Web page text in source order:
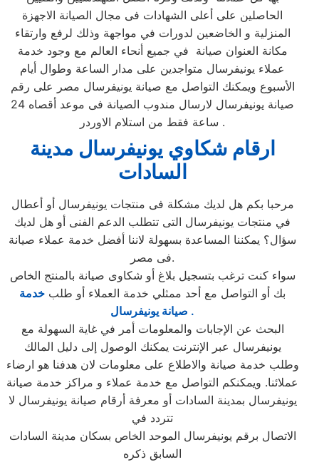
الحاصلين على أعلى الشهادات فى مجال الصيانة الاجهزة
المنزلية و الخاضعين لدورات في مواجهة وذلك لرفع وارتقاء
مكانة العنوان صيانة في جميع أنحاء العالم مع وجود خدمة
عملاء يونيفرسال متواجدين على مدار الساعة وطوال أيام
الأسبوع ويمكنك التواصل مع صيانة يونيفرسال مصر على رقم
صيانة يونيفرسال لارسال مندوب الصيانة فى موعد أقصاه 24
ساعة فقط من استلام الاوردر .
ارقام شكاوي يونيفرسال مدينة
السادات
مرحبا بكم هل لديك مشكلة فى منتجات يونيفرسال أو أعطال
في منتجات يونيفرسال التى تتطلب الدعم الفنى أو هل لديك
سؤال؟ يمكننا المساعدة بسهولة لاننا أفضل خدمة عملاء صيانة
فى مصر.
سواء كنت ترغب بتسجيل بلاغ أو شكاوى صيانة بالمنتج الخاص
بك أو التواصل مع أحد ممثلي خدمة العملاء أو طلب خدمة
صيانة يونيفرسال .
البحث عن الإجابات والمعلومات أمر في غاية السهولة مع
يونيفرسال عبر الإنترنت يمكنك الوصول إلى دليل المالك
وطلب خدمة صيانة والاطلاع على معلومات لان هدفنا هو ارضاء
عملائنا. ويمكنكم التواصل مع خدمة عملاء و مراكز خدمة صيانة
يونيفرسال بمدينة السادات أو معرفة أرقام صيانة يونيفرسال لا
تتردد في
الاتصال برقم يونيفرسال الموحد الخاص بسكان مدينة السادات
السابق ذكره